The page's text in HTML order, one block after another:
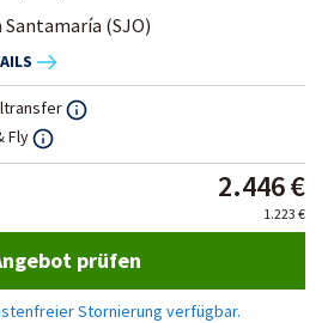
Santamaría (SJO)
Fly
2.446 €
1.223 €
prüfen
Stornierung verfügbar.